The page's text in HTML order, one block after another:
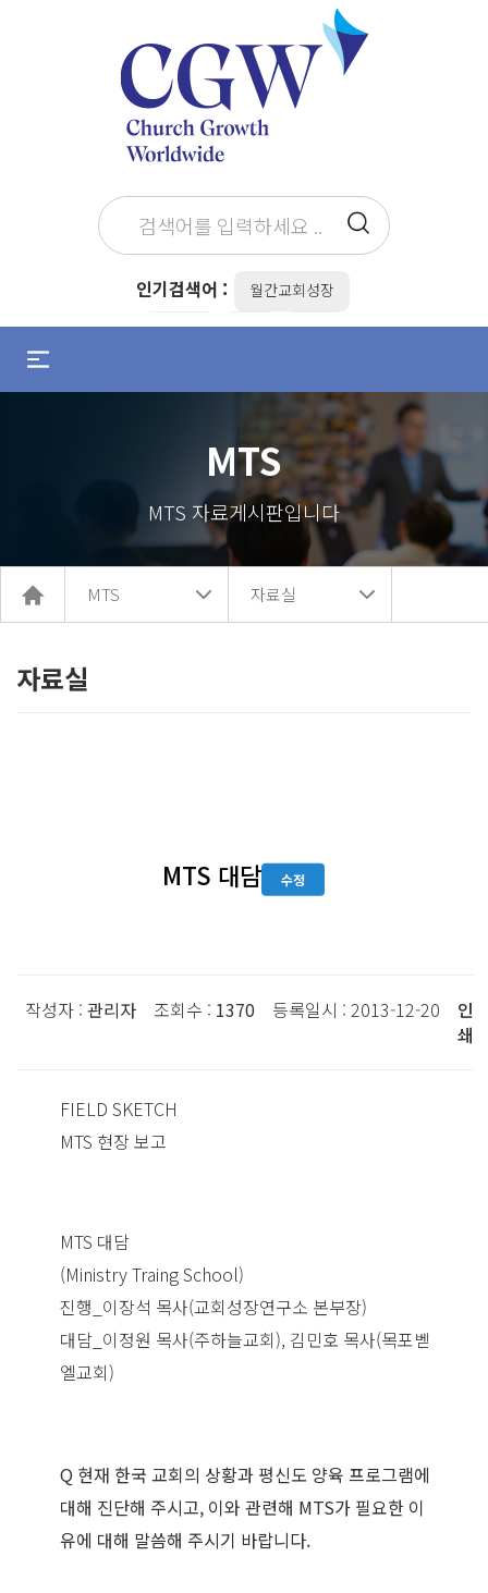
인기검색어 :
월간교회성장
최병락
the
전도
성탄
메
기
MTS
MTS 자료게시판입니다
홈
로
MTS 자료실
자료실
MTS 대담 수정
작성자 : 관리자 조회수 : 1370 등록일시 : 2013-12-20 인
쇄
FIELD SKETCH
MTS 현장 보고
MTS 대담
(Ministry Traing School)
진행_이장석 목사(교회성장연구소 본부장)
대담_이정원 목사(주하늘교회), 김민호 목사(목포벧
엘교회)
Q 현재 한국 교회의 상황과 평신도 양육 프로그램에
대해 진단해 주시고, 이와 관련해 MTS가 필요한 이
유에 대해 말씀해 주시기 바랍니다.